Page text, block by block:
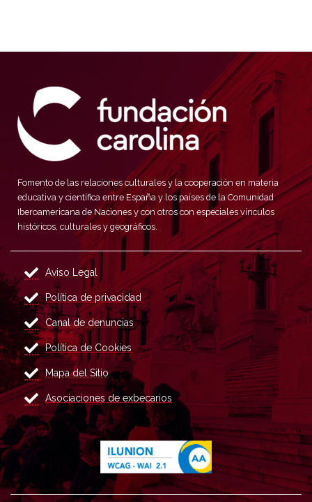
Fomento de las relaciones culturales y la cooperación en materia
educativa y científica entre España y los países de la Comunidad
Iberoamericana de Naciones y con otros con especiales vínculos
históricos, culturales y geográficos.
Aviso Legal
Política de privacidad
Canal de denuncias
Política de Cookies
Mapa del Sitio
Asociaciones de exbecarios